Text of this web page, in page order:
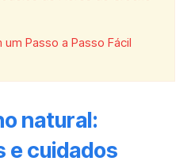
Passo a Passo Fácil
natural:
cuidados